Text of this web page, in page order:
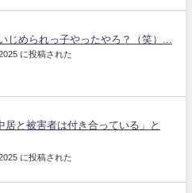
じめられっ子やったやろ？（笑）...
に投稿された
居と被害者は付き合っている」と
に投稿された